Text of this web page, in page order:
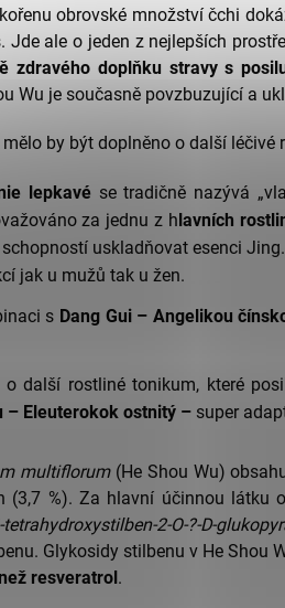
obrovské množství čchi
Jde ale o jeden z nejlepších
zdravého doplňku stravy s
Wu je současně povzbuzující a
by být doplněno o další léčivé
lepkavése tradičně nazývá
za jednu z hlavních
uskladňovat esenci
jak u mužů tak u žen.
s Dang Gui – Angelikou
o další rostliné tonikum, které
– Eleuterokok ostnitý – super
multiflorum(He Shou Wu)
(3,7 %). Za hlavní účinnou látku
tetrahydroxystilben-2-O-?-D-
Glykosidy stilbenu v He Shou
resveratrol.